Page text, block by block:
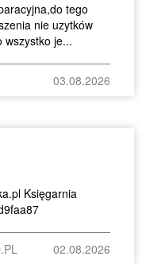
tego
nie uzytków
wszystko je...
03.08.2026
Księgarnia
02.08.2026